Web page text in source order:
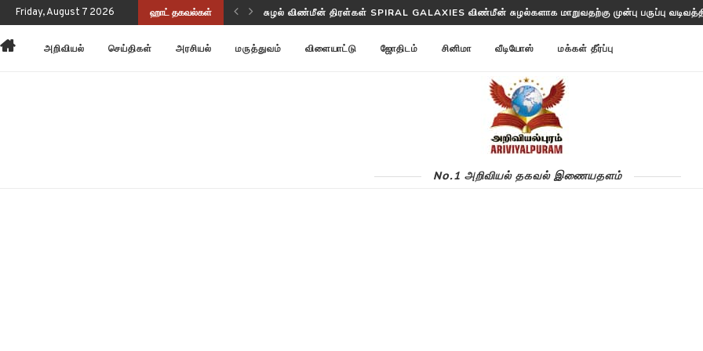
Friday, August 7 2026 ஹாட் தகவல்கள் சுழல் விண்மீன் திரள்கள் SPIRAL GALAXIES விண்மீன் சுழல்களாக மாறுவதற்கு முன்பு பருப்பு
அறிவியல் செய்திகள் அரசியல் மருத்துவம் விளையாட்டு ஜோதிடம் சினிமா வீடியோஸ் மக்கள் தீர்ப்பு
No.1 அறிவியல் தகவல் இணையதளம்